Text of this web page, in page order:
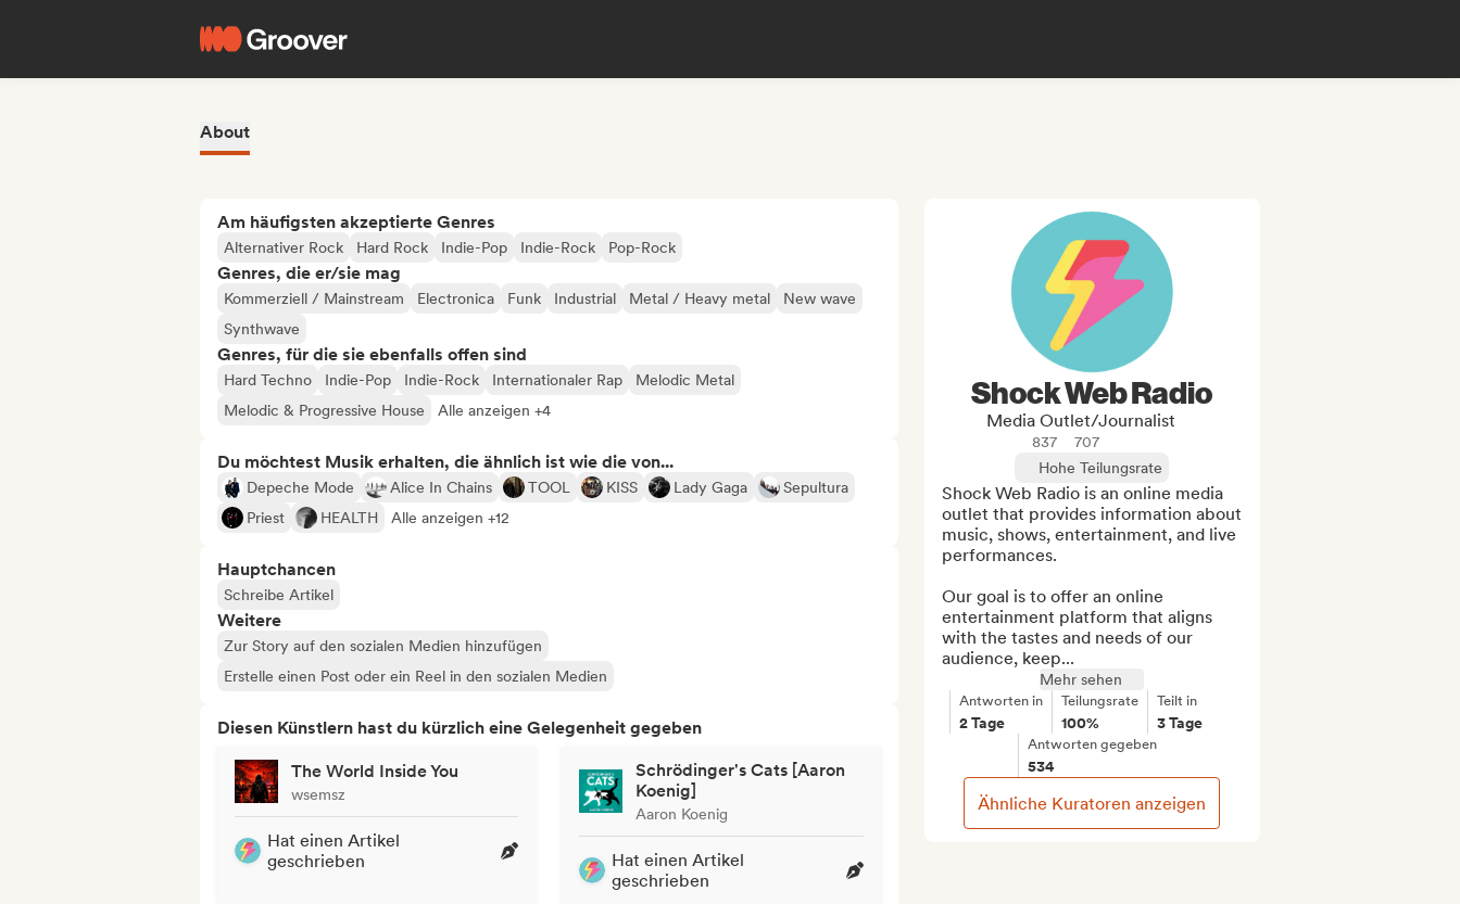
About
Am häufigsten akzeptierte Genres
Alternativer Rock Hard Rock Indie-Pop Indie-Rock Pop-Rock
Genres, die er/sie mag
Kommerziell / Mainstream Electronica Funk Industrial Metal / Heavy metal
New wave
Synthwave
Genres, für die sie ebenfalls offen sind
Hard Techno Indie-Pop Indie-Rock Internationaler Rap
Melodic Metal
Melodic & Progressive House
Alle anzeigen +4
Du möchtest Musik erhalten, die ähnlich ist wie die von...
Depeche Mode Alice In Chains TOOL KISS Lady Gaga
Sepultura
Priest
HEALTH Alle anzeigen +12
Hauptchancen
Schreibe Artikel
Weitere
Zur Story auf den sozialen Medien hinzufügen
Erstelle einen Post oder ein Reel in den sozialen Medien
Diesen Künstlern hast du kürzlich eine Gelegenheit gegeben
The World Inside You
wsemsz
Hat einen Artikel
geschrieben
Schrödinger's Cats [Aaron
Koenig]
Aaron Koenig
Hat einen Artikel
geschrieben
Shock Web Radio
Media Outlet/Journalist
837
707
Hohe Teilungsrate
Shock Web Radio is an online media
outlet that provides information about
music, shows, entertainment, and live
performances.
Our goal is to offer an online
entertainment platform that aligns
with the tastes and needs of our
audience, keep...
Mehr sehen
Antworten in
2 Tage
Teilungsrate
100%
Teilt in
3 Tage
Antworten gegeben
534
Ähnliche Kuratoren anzeigen